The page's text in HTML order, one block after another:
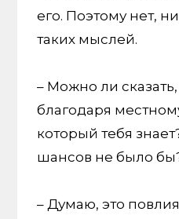
его. Поэтому нет,
таких мыслей.
– Можно ли сказать,
благодаря
который тебя
шансов не было
– Думаю, это